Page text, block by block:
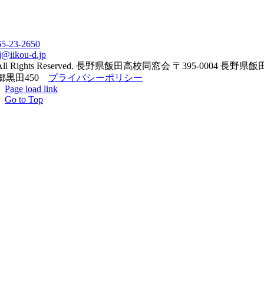
23-2650
d.jp
Rights Reserved. 長野県飯田高校同窓会 〒395-0004 長野県飯
黒田450 プライバシーポリシー
Page load link
Go to Top